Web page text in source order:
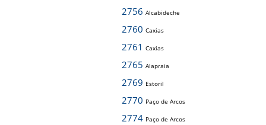
2756 Alcabideche
2760 Caxias
2761 Caxias
2765 Alapraia
2769 Estoril
2770 Paço de Arcos
2774 Paço de Arcos